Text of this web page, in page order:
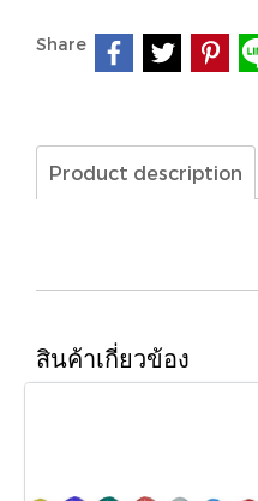
Share
Product description
สินค้าเกี่ยวข้อง